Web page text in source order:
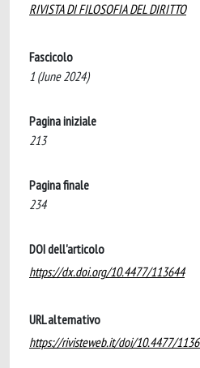
RIVISTA DI FILOSOFIA DEL DIRITTO
Fascicolo
1 (June 2024)
Pagina iniziale
213
Pagina finale
234
DOI dell'articolo
https://dx.doi.org/10.4477/113644
URL alternativo
https://rivisteweb.it/doi/10.4477/